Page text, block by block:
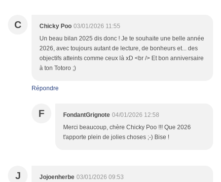
C Chicky Poo 03/01/2026 11:55
Un beau bilan 2025 dis donc ! Je te souhaite une belle année
2026, avec toujours autant de lecture, de bonheurs et... des
objectifs atteints comme ceux là xD <br /> Et bon anniversaire
à ton Totoro ;)
Répondre
F FondantGrignote 04/01/2026 12:58
Merci beaucoup, chère Chicky Poo !!! Que 2026
t'apporte plein de jolies choses ;-) Bise !
J Jojoenherbe 03/01/2026 09:53